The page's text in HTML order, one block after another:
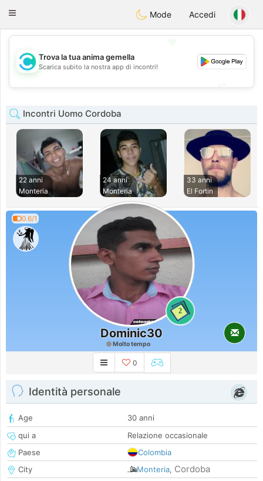
olombiaCitas
Toggle
Mode Accedi
💖
💕
Trova la tua anima gemella
Scarica subito la nostra app di incontri!
Incontri Uomo Cordoba
22 anni
Monteria
24 anni
Monteria
33 anni
El Fortin
0.6/1
2
Dominic30
Molto tempo
0
Identità personale
Age
30 anni
qui a
Relazione occasionale
Paese
Colombia
City
Monteria, Cordoba